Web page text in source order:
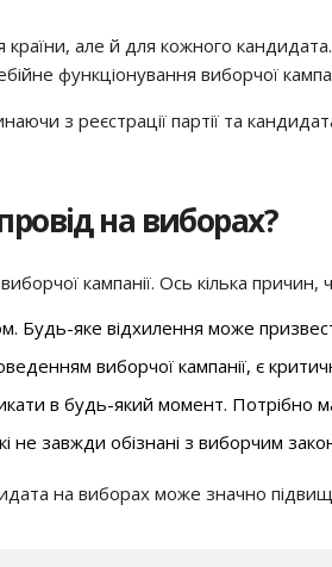
але й для кожного
функціонування виборчої
з реєстрації партії та
на виборах?
кампанії. Ось кілька
яке відхилення може
виборчої кампанії, є
в будь-який момент. Потрібно
не завжди обізнані з виборчим
на виборах може значно